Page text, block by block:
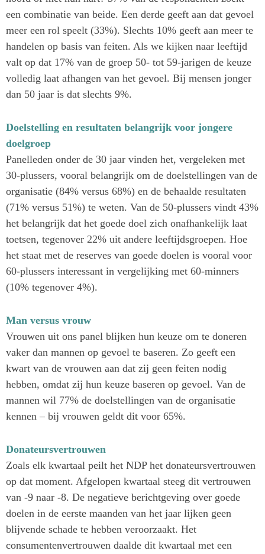
een combinatie van beide. Een derde geeft aan dat gevoel
meer een rol speelt (33%). Slechts 10% geeft aan meer te
handelen op basis van feiten. Als we kijken naar leeftijd
valt op dat 17% van de groep 50- tot 59-jarigen de keuze
volledig laat afhangen van het gevoel. Bij mensen jonger
dan 50 jaar is dat slechts 9%.
Doelstelling en resultaten belangrijk voor jongere
doelgroep
Panelleden onder de 30 jaar vinden het, vergeleken met
30-plussers, vooral belangrijk om de doelstellingen van de
organisatie (84% versus 68%) en de behaalde resultaten
(71% versus 51%) te weten. Van de 50-plussers vindt 43%
het belangrijk dat het goede doel zich onafhankelijk laat
toetsen, tegenover 22% uit andere leeftijdsgroepen. Hoe
het staat met de reserves van goede doelen is vooral voor
60-plussers interessant in vergelijking met 60-minners
(10% tegenover 4%).
Man versus vrouw
Vrouwen uit ons panel blijken hun keuze om te doneren
vaker dan mannen op gevoel te baseren. Zo geeft een
kwart van de vrouwen aan dat zij geen feiten nodig
hebben, omdat zij hun keuze baseren op gevoel. Van de
mannen wil 77% de doelstellingen van de organisatie
kennen – bij vrouwen geldt dit voor 65%.
Donateursvertrouwen
Zoals elk kwartaal peilt het NDP het donateursvertrouwen
op dat moment. Afgelopen kwartaal steeg dit vertrouwen
van -9 naar -8. De negatieve berichtgeving over goede
doelen in de eerste maanden van het jaar lijken geen
blijvende schade te hebben veroorzaakt. Het
consumentenvertrouwen daalde dit kwartaal met een